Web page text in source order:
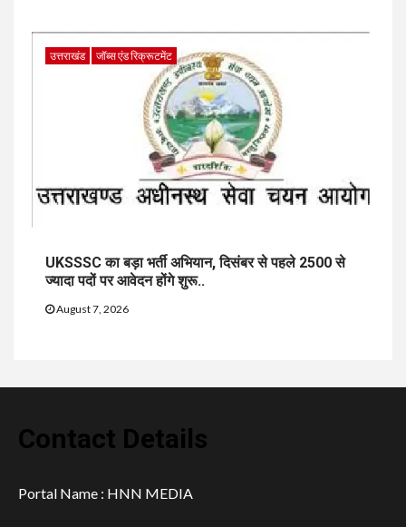
उत्तराखंड जॉब्स एंड रिक्रूटमेंट
UKSSSC का बड़ा भर्ती अभियान, दिसंबर से पहले 2500 से
ज्यादा पदों पर आवेदन होंगे शुरू..
August 7, 2026
Contact Details
Portal Name : HNN MEDIA